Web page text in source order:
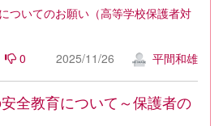
ついてのお願い（高等学校保護者対
0 2025/11/26 平間和雄
全教育について～保護者の